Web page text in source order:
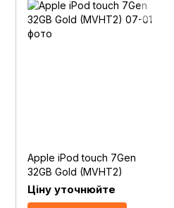
Apple iPod touch 7Gen
32GB Gold (MVHT2)
Ціну уточнюйте